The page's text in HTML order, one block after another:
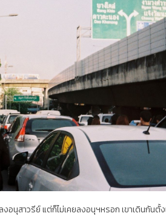
อนุสาวรีย์ แต่ก็ไม่เคยลงอนุฯหรอก เขาเดินกัน